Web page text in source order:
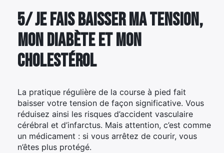
5/ Je fais baisser ma tension,
mon diabète et mon
cholestérol
La pratique régulière de la course à pied fait
baisser votre tension de façon significative. Vous
réduisez ainsi les risques d’accident vasculaire
cérébral et d’infarctus. Mais attention, c’est comme
un médicament : si vous arrêtez de courir, vous
n’êtes plus protégé.